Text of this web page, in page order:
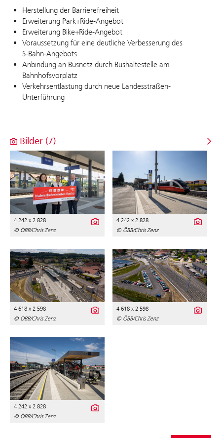
Herstellung der Barrierefreiheit
Erweiterung Park+Ride-Angebot
Erweiterung Bike+Ride-Angebot
Voraussetzung für eine deutliche Verbesserung des
S‑Bahn‑Angebots
Anbindung an Busnetz durch Bushaltestelle am
Bahnhofsvorplatz
Verkehrsentlastung durch neue Landesstraßen-
Unterführung
Bilder (7)
4 242 x 2 828
© ÖBB/Chris Zenz
4 242 x 2 828
© ÖBB/Chris Zenz
4 618 x 2 598
© ÖBB/Chris Zenz
4 618 x 2 598
© ÖBB/Chris Zenz
4 242 x 2 828
© ÖBB/Chris Zenz